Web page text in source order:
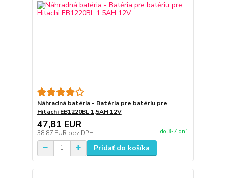
Náhradná batéria - Batéria pre batériu pre
Hitachi EB1220BL 1,5AH 12V
47,81 EUR
38,87 EUR bez DPH do 3-7 dní
Pridať do košíka